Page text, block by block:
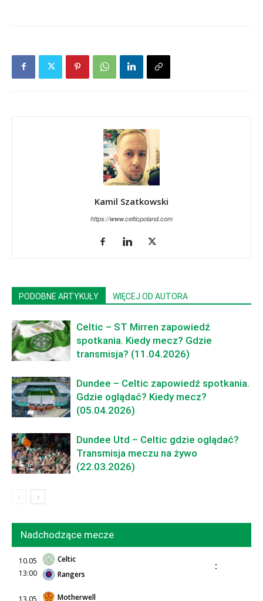
Kamil Szatkowski
https://www.celticpoland.com
PODOBNE ARTYKUŁY WIĘCEJ OD AUTORA
Celtic – ST Mirren zapowiedź
spotkania. Kiedy mecz? Gdzie
transmisja? (11.04.2026)
Dundee – Celtic zapowiedź spotkania.
Gdzie oglądać? Kiedy mecz?
(05.04.2026)
Dundee Utd – Celtic gdzie oglądać?
Transmisja meczu na żywo
(22.03.2026)
Nadchodzące mecze
10.05
13:00
Celtic
Rangers
:
13.05 Motherwell